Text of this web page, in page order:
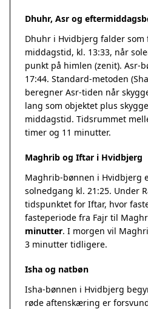
Dhuhr, Asr og
Dhuhr i Hvidbjerg falder
middagstid, kl. 13:33, når
punkt på himlen (zenit). Asr-
17:44. Standard-metoden
beregner Asr-tiden når
lang som objektet plus
middagstid. Tidsrummet
timer og 11 minutter.
Maghrib og Iftar i Hvidbjerg
Maghrib-bønnen i Hvidbjerg
solnedgang kl. 21:25. Under
tidspunktet for Iftar, hvor
fasteperiode fra Fajr til
minutter. I morgen vil
3 minutter tidligere.
Isha og natbøn
Isha-bønnen i Hvidbjerg
røde aftenskæring er